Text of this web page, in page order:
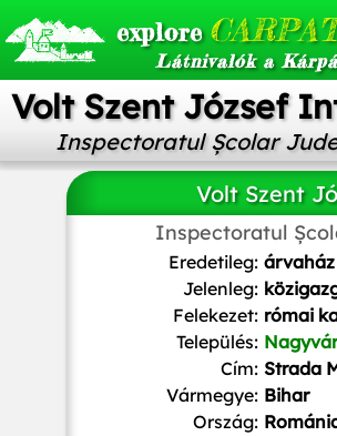
explore
Látnivalók a
Volt Szent József
Inspectoratul Școlar
Volt Szent
Inspectoratul
Eredetileg:
Jelenleg:
Felekezet: római
Település:
Cím: Strada
Vármegye: Bihar
Ország: